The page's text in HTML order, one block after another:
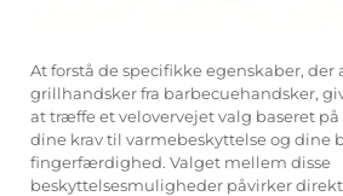
At forstå de specifikke egenskaber, der
grillhandsker fra barbecuehandsker,
at træffe et velovervejet valg baseret
dine krav til varmebeskyttelse og dine
fingerfærdighed. Valget mellem disse
beskyttelsesmuligheder påvirker